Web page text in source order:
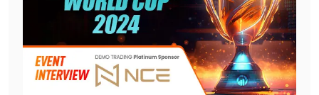
Conta Demo
NCE fornece uma conta demo que permite experimentar os
mercados financeiros sem o risco de perder dinheiro.